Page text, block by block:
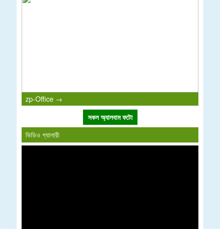
zp-Office →
সকল অ্যালবাম ফটো
ভিডিও গ্যালারী